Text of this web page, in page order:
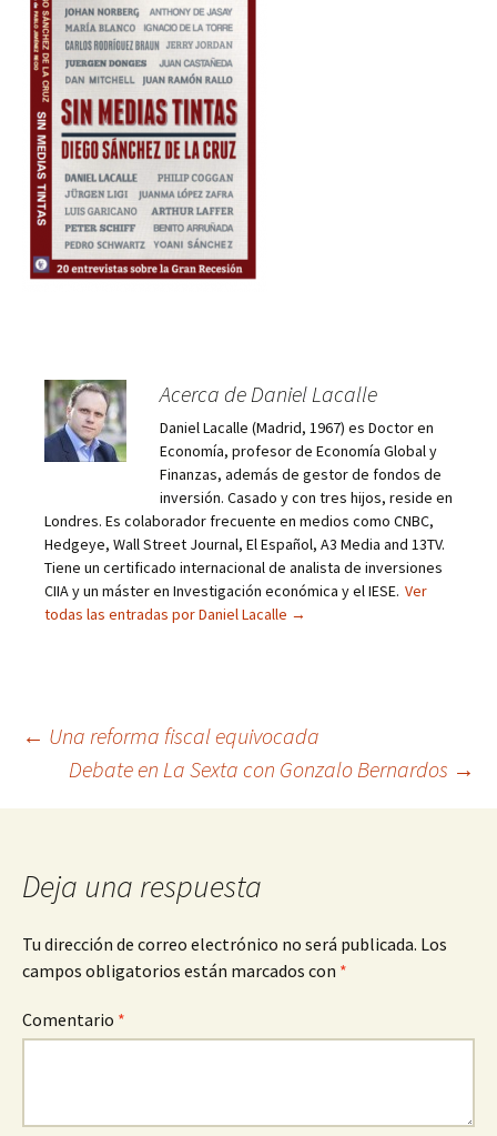
Acerca de Daniel Lacalle
Daniel Lacalle (Madrid, 1967) es Doctor en
Economía, profesor de Economía Global y
Finanzas, además de gestor de fondos de
inversión. Casado y con tres hijos, reside en
Londres. Es colaborador frecuente en medios como CNBC,
Hedgeye, Wall Street Journal, El Español, A3 Media and 13TV.
Tiene un certificado internacional de analista de inversiones
CIIA y un máster en Investigación económica y el IESE. Ver
todas las entradas por Daniel Lacalle →
Navegación
← Una reforma fiscal equivocada
Debate en La Sexta con Gonzalo Bernardos →
Deja una respuesta
Tu dirección de correo electrónico no será publicada. Los
campos obligatorios están marcados con *
Comentario *